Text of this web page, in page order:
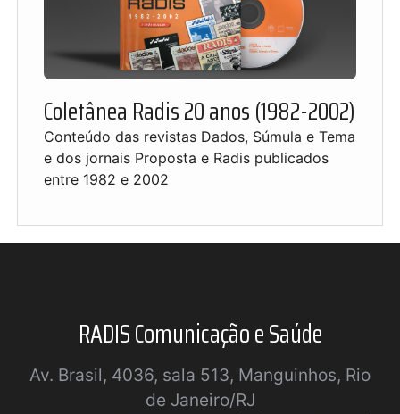
Coletânea Radis 20 anos (1982-2002)
Conteúdo das revistas Dados, Súmula e Tema
e dos jornais Proposta e Radis publicados
entre 1982 e 2002
RADIS Comunicação e Saúde
Av. Brasil, 4036, sala 513, Manguinhos, Rio
de Janeiro/RJ